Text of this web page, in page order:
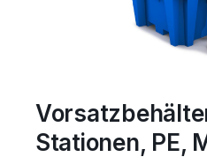
Stationen, PE,